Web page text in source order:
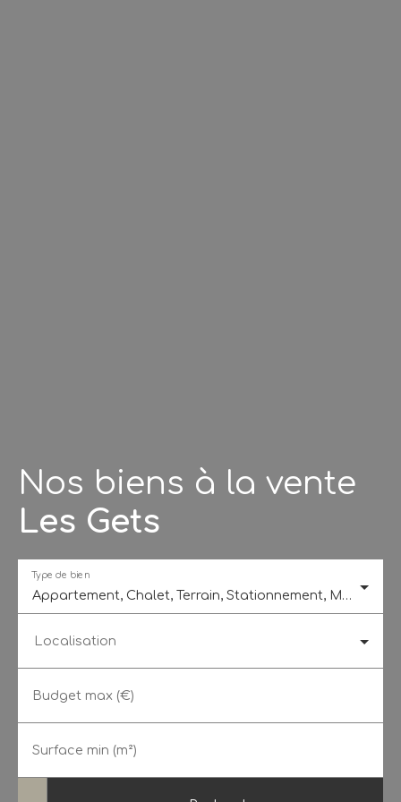
Nos biens à la vente
Les Gets
Appartement, Chalet, Terrain, Stationnement, Maison Mitoyenne 1 côté
Type de bien
Localisation
Budget max (€)
Surface min (m²)